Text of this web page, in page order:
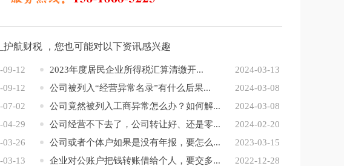
航财税 ，您也可能对以下资讯感兴趣
09-12
09-12
07-02
04-29
03-26
03-13
2024-03-13
2023年度居民企业所得税汇算清缴开...
2024-03-08
公司被列入“经营异常名录”有什么后果...
2024-03-08
公司竟然被列入工商异常怎么办？如何解...
2024-02-20
公司经营不下去了，公司转让好、还是零...
2023-03-15
公司或者个体户如果是没有年报，要怎么...
2022-12-28
企业对公账户把钱转账借给个人，要交多...